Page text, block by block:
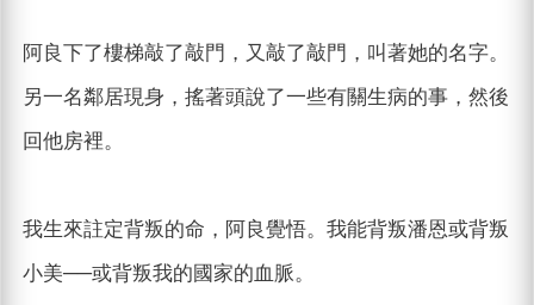
阿良下了樓梯敲了敲門，又敲了敲門，叫著她的名字。
另一名鄰居現身，搖著頭說了一些有關生病的事，然後
回他房裡。
我生來註定背叛的命，阿良覺悟。我能背叛潘恩或背叛
小美──或背叛我的國家的血脈。